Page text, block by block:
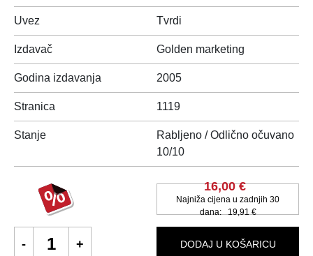
Uvez Tvrdi
Izdavač Golden marketing
Godina izdavanja 2005
Stranica 1119
Stanje
Rabljeno / Odlično očuvano
10/10
16,00 €
Najniža cijena u zadnjih 30
dana:19,91 €
DODAJ U KOŠARICU